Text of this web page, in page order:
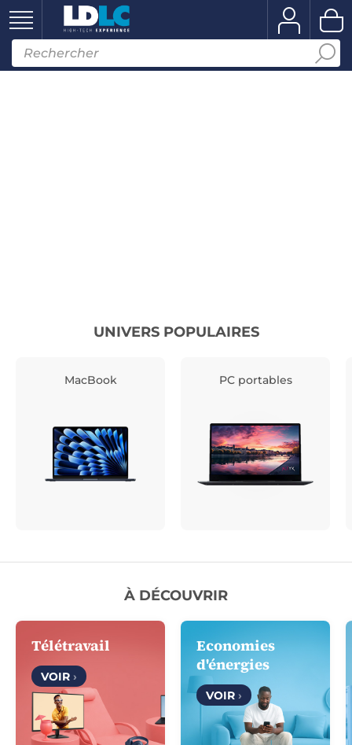
UNIVERS POPULAIRES
MacBook PC portables
À DÉCOUVRIR
Télétravail
VOIR ›
Economies
d'énergies
VOIR ›